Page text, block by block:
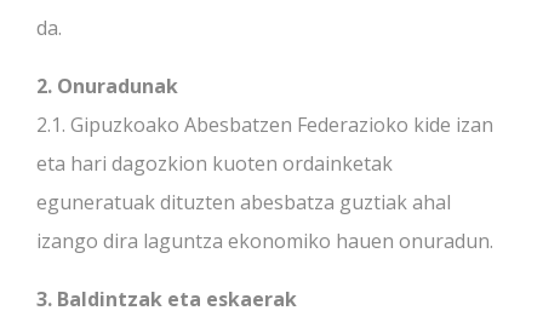
da.
2. Onuradunak
2.1. Gipuzkoako Abesbatzen Federazioko kide izan
eta hari dagozkion kuoten ordainketak
eguneratuak dituzten abesbatza guztiak ahal
izango dira laguntza ekonomiko hauen onuradun.
3. Baldintzak eta eskaerak